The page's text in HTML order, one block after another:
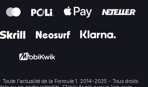
l'actualité de la Formule 1. 2014-2025 - Tous droits